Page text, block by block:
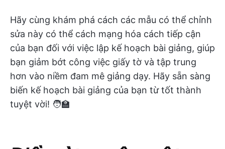
Hãy cùng khám phá cách các mẫu có thể chỉnh
sửa này có thể cách mạng hóa cách tiếp cận
của bạn đối với việc lập kế hoạch bài giảng, giúp
bạn giảm bớt công việc giấy tờ và tập trung
hơn vào niềm đam mê giảng dạy. Hãy sẵn sàng
biến kế hoạch bài giảng của bạn từ tốt thành
tuyệt vời! 🧑‍🏫